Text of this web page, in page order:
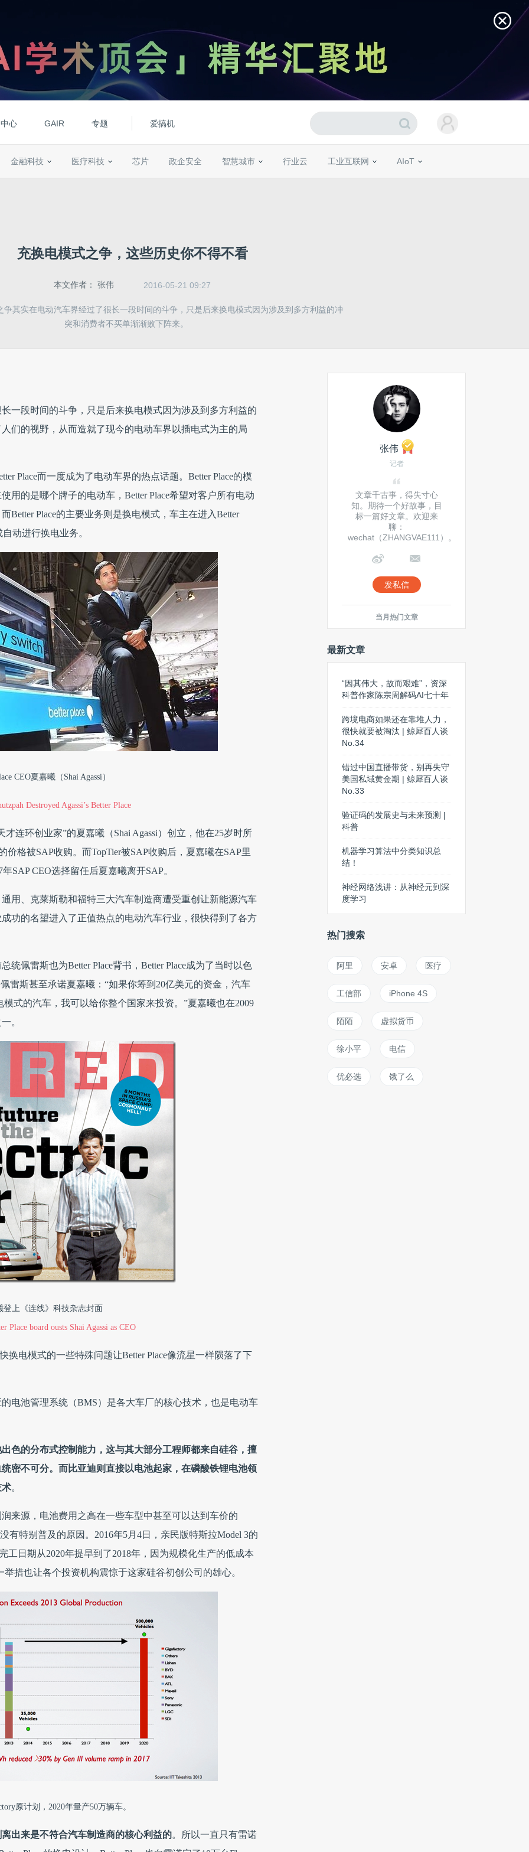
心 GAIR 专题 爱搞机
金融科技 医疗科技 芯片 政企安全 智慧城市 行业云 工业互联网 AIoT
充换电模式之争，这些历史你不得不看
本文作者： 张伟 2016-05-21 09:27
争其实在电动汽车界经过了很长一段时间的斗争，只是后来换电模式因为涉及到多方利益的冲
突和消费者不买单渐渐败下阵来。
一段时间的斗争，只是后来换电模式因为涉及到多方利益的
们的视野，从而造就了现今的电动车界以插电式为主的局
Place而一度成为了电动车界的热点话题。Better Place的模
用的是哪个牌子的电动车，Better Place希望对客户所有电动
Better Place的主要业务则是换电模式，车主在进入Better
动进行换电业务。
CEO夏嘉曦（Shai Agassi）
Destroyed Agassi’s Better Place
连环创业家”的夏嘉曦（Shai Agassi）创立，他在25岁时所
价格被SAP收购。而TopTier被SAP收购后，夏嘉曦在SAP里
SAP CEO选择留任后夏嘉曦离开SAP。
用、克莱斯勒和福特三大汽车制造商遭受重创让新能源汽车
功的名望进入了正值热点的电动汽车行业，很快得到了各方
统佩雷斯也为Better Place背书，Better Place成为了当时以色
雷斯甚至承诺夏嘉曦：“如果你筹到20亿美元的资金，汽车
模式的汽车，我可以给你整个国家来投资。”夏嘉曦也在2009
。
登上《连线》科技杂志封面
Place board ousts Shai Agassi as CEO
换电模式的一些特殊问题让Better Place像流星一样陨落了下
电池管理系统（BMS）是各大车厂的核心技术，也是电动车
色的分布式控制能力，这与其大部分工程师都来自硅谷，擅
密不可分。而比亚迪则直接以电池起家，在磷酸铁锂电池领
术。
来源，电池费用之高在一些车型中甚至可以达到车价的
有特别普及的原因。2016年5月4日，亲民版特斯拉Model 3的
工日期从2020年提早到了2018年，因为规模化生产的低成本
措也让各个投资机构震惊于这家硅谷初创公司的雄心。
原计划，2020年量产50万辆车。
出来是不符合汽车制造商的核心利益的。所以一直只有雷诺
张伟
记者
文章千古事，得失寸心
知。期待一个好故事，目
标一篇好文章。欢迎来
聊：
wechat（ZHANGVAE111）。
发私信
当月热门文章
最新文章
“因其伟大，故而艰难”，资深
科普作家陈宗周解码AI七十年
跨境电商如果还在靠堆人力，
很快就要被淘汰 | 鲸犀百人谈
No.34
错过中国直播带货，别再失守
美国私域黄金期 | 鲸犀百人谈
No.33
验证码的发展史与未来预测 |
科普
机器学习算法中分类知识总
结！
神经网络浅讲：从神经元到深
度学习
热门搜索
阿里 安卓 医疗
工信部 iPhone 4S
陌陌 虚拟货币
徐小平 电信
优必选 饿了么